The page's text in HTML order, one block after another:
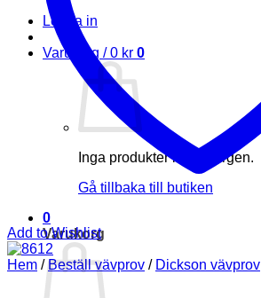
Logga in
Varukorg /0 kr 0
Inga produkter i varukorgen.
Gå tillbaka till butiken
0
Varukorg
Add to Wishlist
Hem / Beställ vävprov / Dickson vävprov